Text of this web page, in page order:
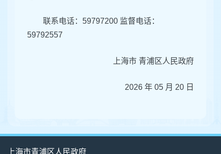
联系电话：59797200 监督电话：
59792557
上海市 青浦区人民政府
2026 年 05 月 20 日
上海市青浦区人民政府